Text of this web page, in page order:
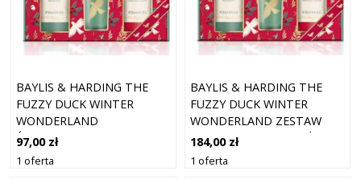
BAYLIS & HARDING THE
FUZZY DUCK WINTER
WONDERLAND
ŚWIĄTECZNY ZESTAW
PREZENTOWY
97,00 zł
1 oferta
BAYLIS & HARDING THE
FUZZY DUCK WINTER
WONDERLAND ZESTAW
PREZENTOWY NA BOŻE
NARODZENIE 250 ML ŻEL
184,00 zł
1 oferta